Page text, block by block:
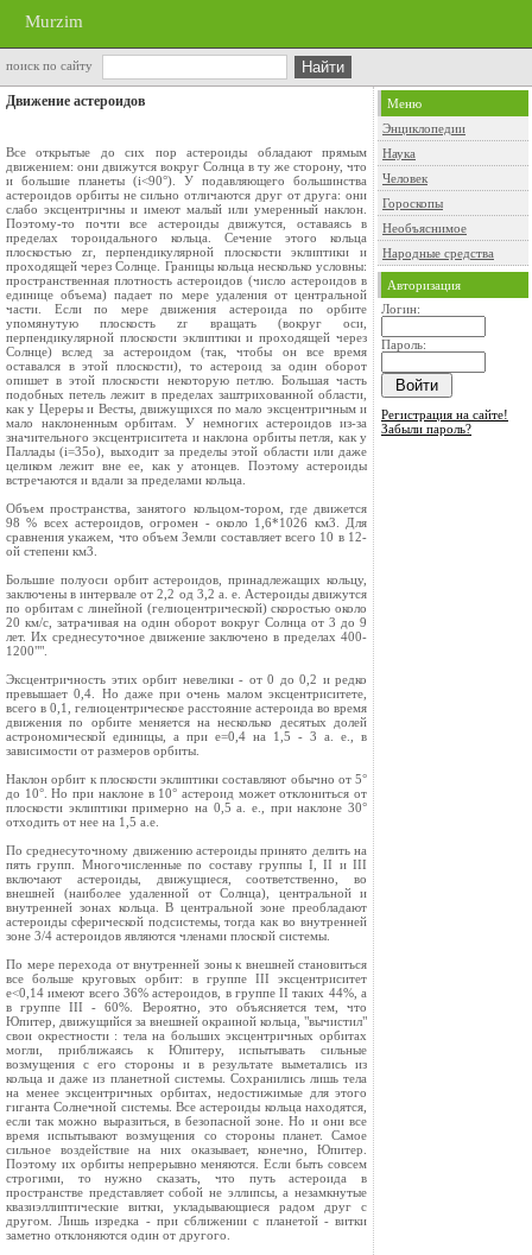
Murzim
поиск по сайту
Движение астероидов
Все открытые до сих пор астероиды обладают прямым
движением: они движутся вокруг Солнца в ту же сторону, что
и большие планеты (i<90°). У подавляющего большинства
астероидов орбиты не сильно отличаются друг от друга: они
слабо эксцентричны и имеют малый или умеренный наклон.
Поэтому-то почти все астероиды движутся, оставаясь в
пределах тороидального кольца. Сечение этого кольца
плоскостью zr, перпендикулярной плоскости эклиптики и
проходящей через Солнце. Границы кольца несколько условны:
пространственная плотность астероидов (число астероидов в
единице объема) падает по мере удаления от центральной
части. Если по мере движения астероида по орбите
упомянутую плоскость zr вращать (вокруг оси,
перпендикулярной плоскости эклиптики и проходящей через
Солнце) вслед за астероидом (так, чтобы он все время
оставался в этой плоскости), то астероид за один оборот
опишет в этой плоскости некоторую петлю. Большая часть
подобных петель лежит в пределах заштрихованной области,
как у Цереры и Весты, движущихся по мало эксцентричным и
мало наклоненным орбитам. У немногих астероидов из-за
значительного эксцентриситета и наклона орбиты петля, как у
Паллады (i=35o), выходит за пределы этой области или даже
целиком лежит вне ее, как у атонцев. Поэтому астероиды
встречаются и вдали за пределами кольца.
Объем пространства, занятого кольцом-тором, где движется
98 % всех астероидов, огромен - около 1,6*1026 км3. Для
сравнения укажем, что объем Земли составляет всего 10 в 12-
ой степени км3.
Большие полуоси орбит астероидов, принадлежащих кольцу,
заключены в интервале от 2,2 од 3,2 а. е. Астероиды движутся
по орбитам с линейной (гелиоцентрической) скоростью около
20 км/с, затрачивая на один оборот вокруг Солнца от 3 до 9
лет. Их среднесуточное движение заключено в пределах 400-
1200"".
Эксцентричность этих орбит невелики - от 0 до 0,2 и редко
превышает 0,4. Но даже при очень малом эксцентриситете,
всего в 0,1, гелиоцентрическое расстояние астероида во время
движения по орбите меняется на несколько десятых долей
астрономической единицы, а при e=0,4 на 1,5 - 3 а. е., в
зависимости от размеров орбиты.
Наклон орбит к плоскости эклиптики составляют обычно от 5°
до 10°. Но при наклоне в 10° астероид может отклониться от
плоскости эклиптики примерно на 0,5 а. е., при наклоне 30°
отходить от нее на 1,5 а.е.
По среднесуточному движению астероиды принято делить на
пять групп. Многочисленные по составу группы I, II и III
включают астероиды, движущиеся, соответственно, во
внешней (наиболее удаленной от Солнца), центральной и
внутренней зонах кольца. В центральной зоне преобладают
астероиды сферической подсистемы, тогда как во внутренней
зоне 3/4 астероидов являются членами плоской системы.
По мере перехода от внутренней зоны к внешней становиться
все больше круговых орбит: в группе III эксцентриситет
e<0,14 имеют всего 36% астероидов, в группе II таких 44%, а
в группе III - 60%. Вероятно, это объясняется тем, что
Юпитер, движущийся за внешней окраиной кольца, "вычистил"
свои окрестности : тела на больших эксцентричных орбитах
могли, приближаясь к Юпитеру, испытывать сильные
возмущения с его стороны и в результате выметались из
кольца и даже из планетной системы. Сохранились лишь тела
на менее эксцентричных орбитах, недостижимые для этого
гиганта Солнечной системы. Все астероиды кольца находятся,
если так можно выразиться, в безопасной зоне. Но и они все
время испытывают возмущения со стороны планет. Самое
сильное воздействие на них оказывает, конечно, Юпитер.
Поэтому их орбиты непрерывно меняются. Если быть совсем
строгими, то нужно сказать, что путь астероида в
пространстве представляет собой не эллипсы, а незамкнутые
квазиэллиптические витки, укладывающиеся радом друг с
другом. Лишь изредка - при сближении с планетой - витки
заметно отклоняются один от другого.
Меню
Энциклопедии
Наука
Человек
Гороскопы
Необъяснимое
Народные средства
Авторизация
Логин:
Пароль:
Регистрация на сайте!
Забыли пароль?